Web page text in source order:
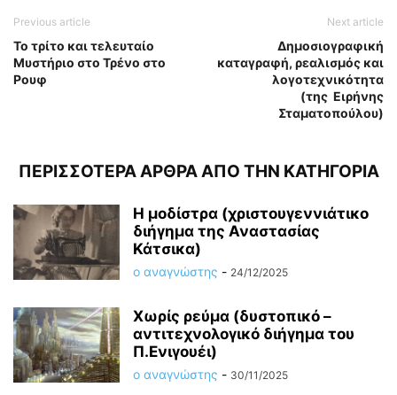
Previous article
Το τρίτο και τελευταίο
Μυστήριο στο Τρένο στο
Ρουφ
Next article
Δημοσιογραφική
καταγραφή, ρεαλισμός και
λογοτεχνικότητα
(της Ειρήνης
Σταματοπούλου)
ΠΕΡΙΣΣΟΤΕΡΑ ΑΡΘΡΑ ΑΠΟ ΤΗΝ ΚΑΤΗΓΟΡΙΑ
Η μοδίστρα (χριστουγεννιάτικο
διήγημα της Αναστασίας
Κάτσικα)
ο αναγνώστης - 24/12/2025
Χωρίς ρεύμα (δυστοπικό –
αντιτεχνολογικό διήγημα του
Π.Ενιγουέι)
ο αναγνώστης - 30/11/2025